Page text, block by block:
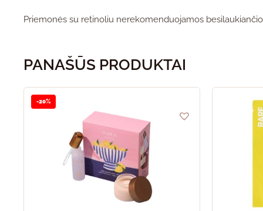
Priemonės su retinoliu nerekomenduojamos
PANAŠŪS PRODUKTAI
-20%